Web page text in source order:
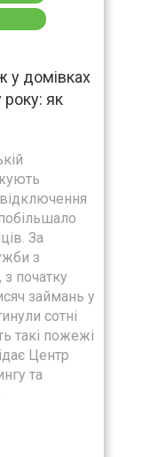
у домівках
року: як
За
з
з початку
займань у
сотні
такі пожежі
Центр
та